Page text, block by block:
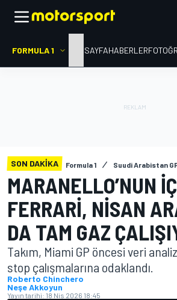
FORMULA 1 ANA SAYFAHABERLER
SON DAKIKA Formula 1 Suudi Arabistan
MARANELLO’NUN
FERRARI, NISAN
DA TAM GAZ
Takım, Miami GP öncesi veri
stop çalışmalarına odaklandı.
Roberto Chinchero
Neşe Akkoyun
Yayın tarihi: 18 Nis 2026 18:45